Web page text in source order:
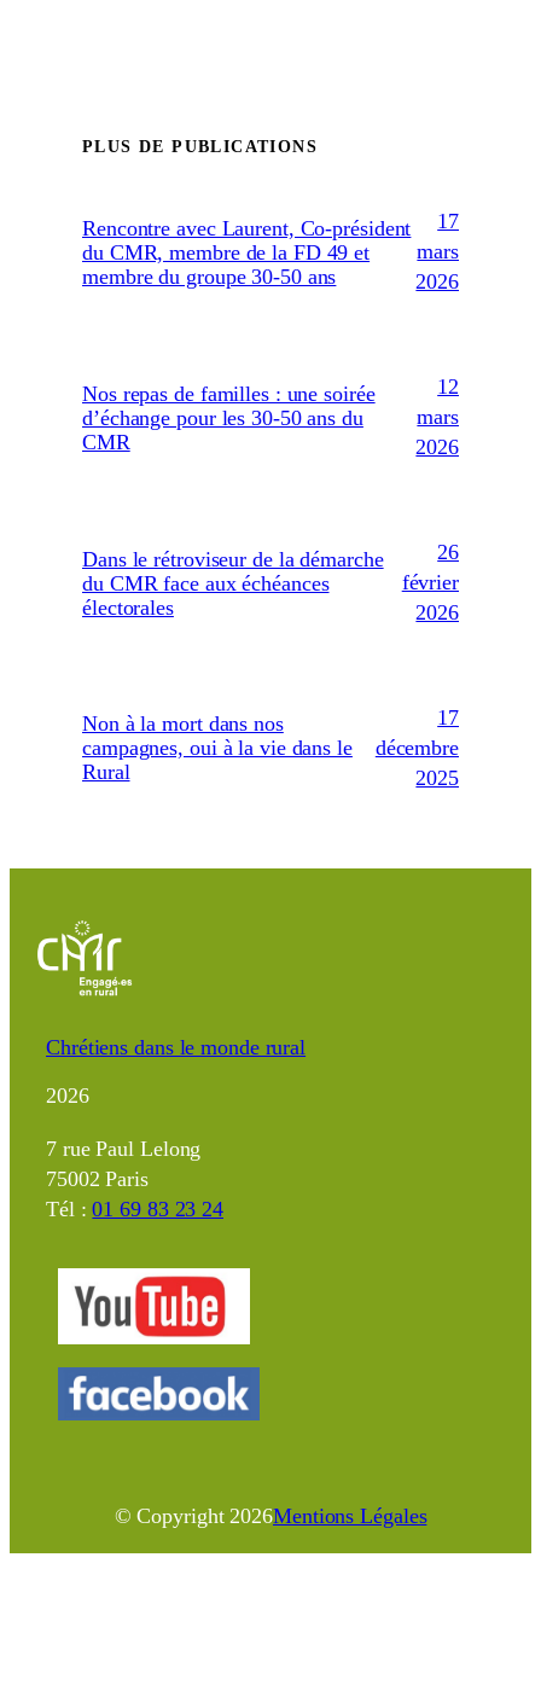
PLUS DE PUBLICATIONS
Rencontre avec Laurent, Co-président
du CMR, membre de la FD 49 et
membre du groupe 30-50 ans
17
mars
2026
Nos repas de familles : une soirée
d’échange pour les 30-50 ans du
CMR
12
mars
2026
Dans le rétroviseur de la démarche
du CMR face aux échéances
électorales
26
février
2026
Non à la mort dans nos
campagnes, oui à la vie dans le
Rural
17
décembre
2025
Chrétiens dans le monde rural
2026
7 rue Paul Lelong
75002 Paris
Tél :01 69 83 23 24
© Copyright2026Mentions Légales